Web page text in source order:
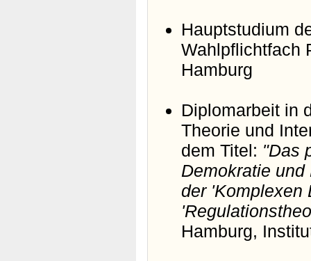
Hauptstudium
Wahlpflichtfach
Hamburg
Diplomarbeit in
Theorie und
dem Titel: "Das
Demokratie
der 'Komplexen
Hamburg,